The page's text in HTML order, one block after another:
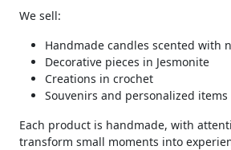
We sell:
Handmade candles scented with
Decorative pieces in Jesmonite
Creations in crochet
Souvenirs and personalized items
Each product is handmade, with
transform small moments into